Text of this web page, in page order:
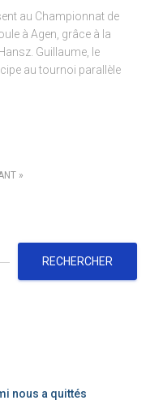
au Championnat de
à Agen, grâce à la
Guillaume, le
au tournoi parallèle
RECHERCHER
nous a quittés